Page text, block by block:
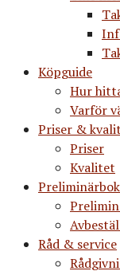
Köpguide
Hur
Varför
Priser &
Priser
Kvalitet
Råd & service